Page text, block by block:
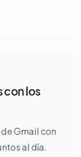
con los
Gmail con
al día.